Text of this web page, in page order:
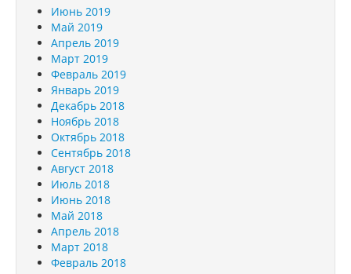
Июнь 2019
Май 2019
Апрель 2019
Март 2019
Февраль 2019
Январь 2019
Декабрь 2018
Ноябрь 2018
Октябрь 2018
Сентябрь 2018
Август 2018
Июль 2018
Июнь 2018
Май 2018
Апрель 2018
Март 2018
Февраль 2018